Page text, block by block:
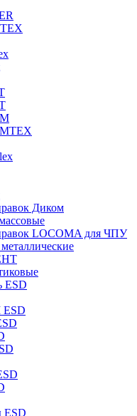
М
Диком
LOCOMA для ЧПУ
ESD
ESD